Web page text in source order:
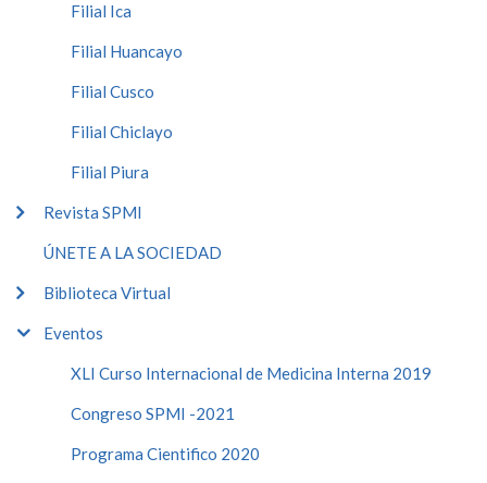
Filial Ica
Filial Huancayo
Filial Cusco
Filial Chiclayo
Filial Piura
Revista SPMI
ÚNETE A LA SOCIEDAD
Biblioteca Virtual
Eventos
XLI Curso Internacional de Medicina Interna 2019
Congreso SPMI -2021
Programa Cientifico 2020